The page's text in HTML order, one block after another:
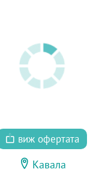
виж офертата
Кавала